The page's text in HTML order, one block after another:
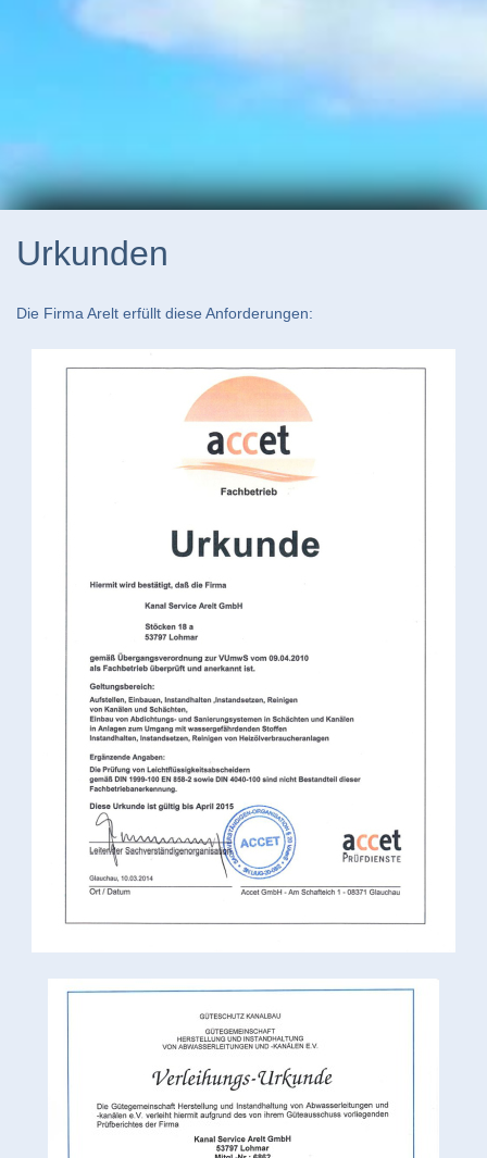
Urkunden
Die Firma Arelt erfüllt diese Anforderungen: